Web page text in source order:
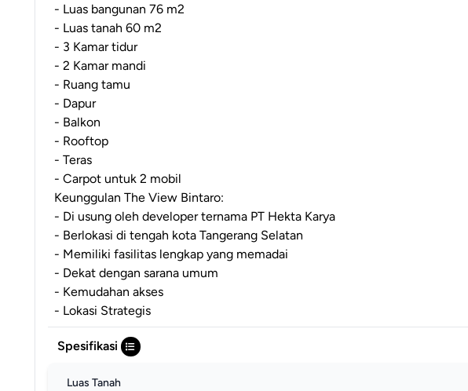
- Luas bangunan 76 m2
- Luas tanah 60 m2
- 3 Kamar tidur
- 2 Kamar mandi
- Ruang tamu
- Dapur
- Balkon
- Rooftop
- Teras
- Carpot untuk 2 mobil
Keunggulan The View Bintaro:
- Di usung oleh developer ternama PT Hekta Karya
- Berlokasi di tengah kota Tangerang Selatan
- Memiliki fasilitas lengkap yang memadai
- Dekat dengan sarana umum
- Kemudahan akses
- Lokasi Strategis
Spesifikasi
Luas Tanah